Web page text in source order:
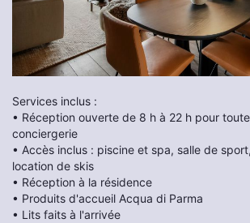
Services inclus :
• Réception ouverte de 8 h à 22 h pour
conciergerie
• Accès inclus : piscine et spa, salle de
location de skis
• Réception à la résidence
• Produits d'accueil Acqua di Parma
• Lits faits à l'arrivée